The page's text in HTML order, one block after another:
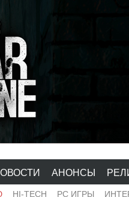
АНОНСЫ
HI-TECH PC ИГРЫ